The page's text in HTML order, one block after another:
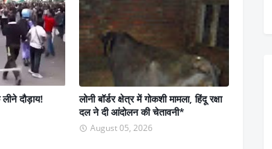
दौड़ाय!
लोनी बॉर्डर क्षेत्र में गोकशी मामला, हिंदू रक्षा
दल ने दी आंदोलन की चेतावनी*
August 05, 2026